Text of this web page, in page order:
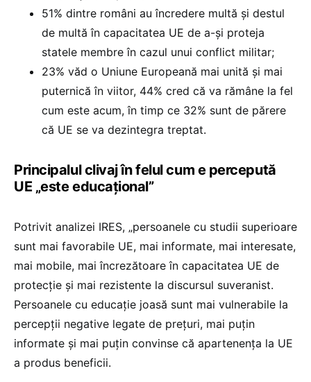
51% dintre români au încredere multă și destul
de multă în capacitatea UE de a-și proteja
statele membre în cazul unui conflict militar;
23% văd o Uniune Europeană mai unită și mai
puternică în viitor, 44% cred că va rămâne la fel
cum este acum, în timp ce 32% sunt de părere
că UE se va dezintegra treptat.
Principalul clivaj în felul cum e percepută
UE „este educațional”
Potrivit analizei IRES, „persoanele cu studii superioare
sunt mai favorabile UE, mai informate, mai interesate,
mai mobile, mai încrezătoare în capacitatea UE de
protecție și mai rezistente la discursul suveranist.
Persoanele cu educație joasă sunt mai vulnerabile la
percepții negative legate de prețuri, mai puțin
informate și mai puțin convinse că apartenența la UE
a produs beneficii.